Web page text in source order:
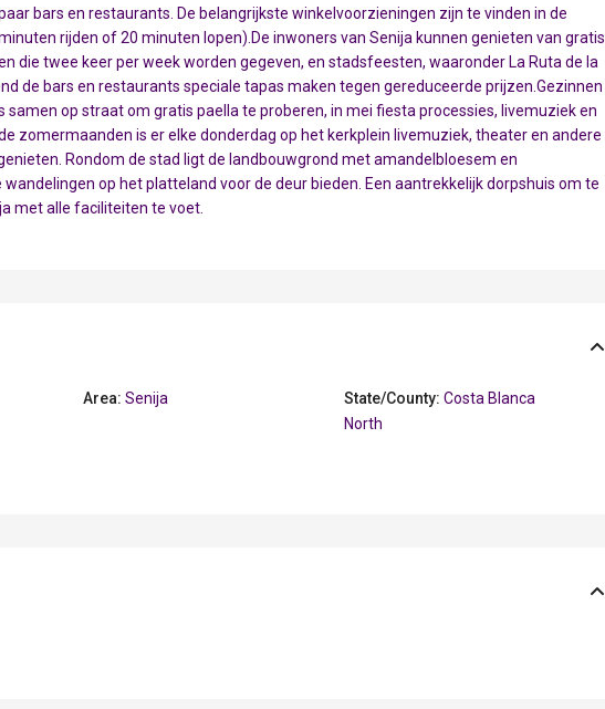
bars en restaurants. De belangrijkste winkelvoorzieningen zijn te vinden in de
rijden of 20 minuten lopen).De inwoners van Senija kunnen genieten van gratis
die twee keer per week worden gegeven, en stadsfeesten, waaronder La Ruta de la
de bars en restaurants speciale tapas maken tegen gereduceerde prijzen.Gezinnen
samen op straat om gratis paella te proberen, in mei fiesta processies, livemuziek en
zomermaanden is er elke donderdag op het kerkplein livemuziek, theater en andere
Rondom de stad ligt de landbouwgrond met amandelbloesem en
op het platteland voor de deur bieden. Een aantrekkelijk dorpshuis om te
met alle faciliteiten te voet.
Area: Senija State/County: Costa Blanca
North